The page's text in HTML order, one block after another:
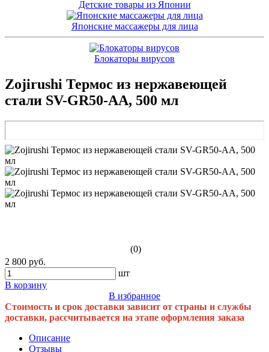
Детские товары из Японии
Японские массажеры для лица
Блокаторы вирусов
Zojirushi Термос из нержавеющей
стали SV-GR50-AA, 500 мл
(0)
2 800 руб.
шт
В корзину
В избранное
Стоимость и срок доставки зависит от страны и службы
доставки, рассчитывается на этапе оформления заказа
Описание
Отзывы